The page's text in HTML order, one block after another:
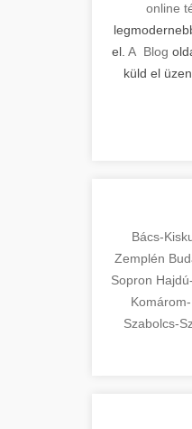
online
el. A Blog
küld el
Bács-
Zemplén
Sopron
Szabolcs-